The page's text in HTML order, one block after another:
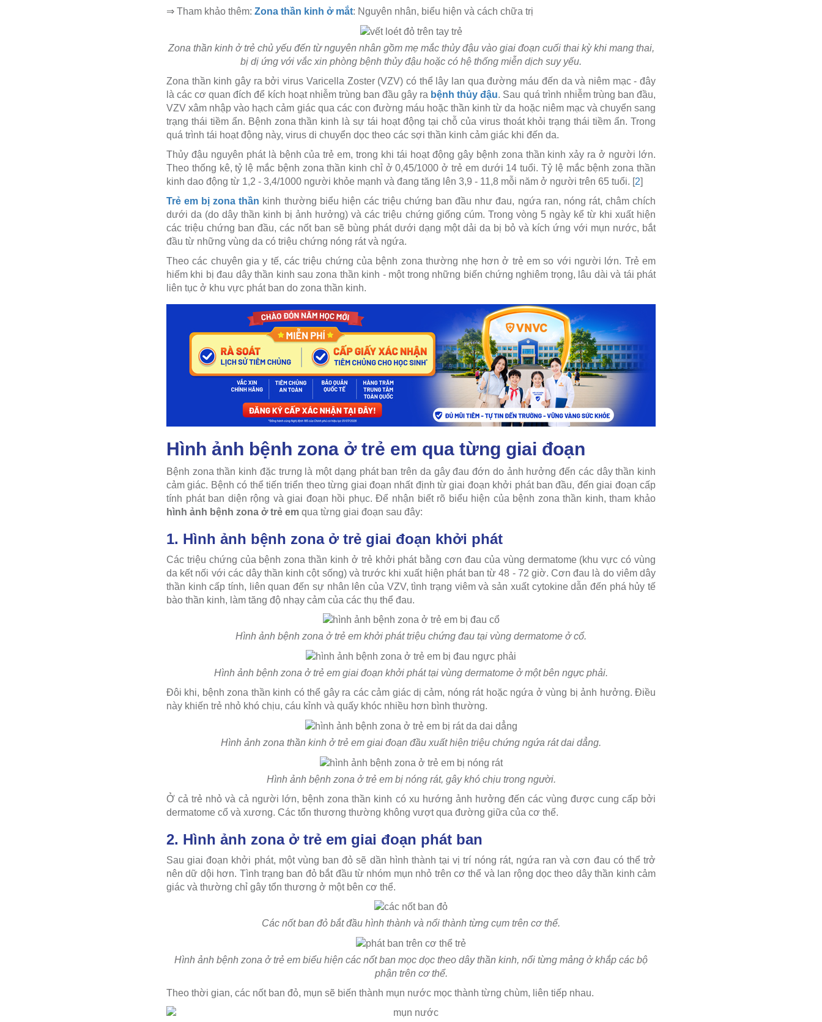
⇒ Tham khảo thêm: Zona thần kinh ở mắt: Nguyên nhân, biểu hiện và cách chữa trị
Zona thần kinh ở trẻ chủ yếu đến từ nguyên nhân gồm mẹ mắc thủy đậu vào giai đoạn cuối thai kỳ khi mang thai,
bị dị ứng với vắc xin phòng bệnh thủy đậu hoặc có hệ thống miễn dịch suy yếu.
Zona thần kinh gây ra bởi virus Varicella Zoster (VZV) có thể lây lan qua đường máu đến da và niêm mạc - đây
là các cơ quan đích để kích hoạt nhiễm trùng ban đầu gây ra bệnh thủy đậu. Sau quá trình nhiễm trùng ban đầu,
VZV xâm nhập vào hạch cảm giác qua các con đường máu hoặc thần kinh từ da hoặc niêm mạc và chuyển sang
trạng thái tiềm ẩn. Bệnh zona thần kinh là sự tái hoạt động tại chỗ của virus thoát khỏi trạng thái tiềm ẩn. Trong
quá trình tái hoạt động này, virus di chuyển dọc theo các sợi thần kinh cảm giác khi đến da.
Thủy đậu nguyên phát là bệnh của trẻ em, trong khi tái hoạt động gây bệnh zona thần kinh xảy ra ở người lớn.
Theo thống kê, tỷ lệ mắc bệnh zona thần kinh chỉ ở 0,45/1000 ở trẻ em dưới 14 tuổi. Tỷ lệ mắc bệnh zona thần
kinh dao động từ 1,2 - 3,4/1000 người khỏe mạnh và đang tăng lên 3,9 - 11,8 mỗi năm ở người trên 65 tuổi. [2]
Trẻ em bị zona thần kinh thường biểu hiện các triệu chứng ban đầu như đau, ngứa ran, nóng rát, châm chích
dưới da (do dây thần kinh bị ảnh hưởng) và các triệu chứng giống cúm. Trong vòng 5 ngày kể từ khi xuất hiện
các triệu chứng ban đầu, các nốt ban sẽ bùng phát dưới dạng một dải da bị bỏ và kích ứng với mụn nước, bắt
đầu từ những vùng da có triệu chứng nóng rát và ngứa.
Theo các chuyên gia y tế, các triệu chứng của bệnh zona thường nhẹ hơn ở trẻ em so với người lớn. Trẻ em
hiếm khi bị đau dây thần kinh sau zona thần kinh - một trong những biến chứng nghiêm trọng, lâu dài và tái phát
liên tục ở khu vực phát ban do zona thần kinh.
Hình ảnh bệnh zona ở trẻ em qua từng giai đoạn
Bệnh zona thần kinh đặc trưng là một dạng phát ban trên da gây đau đớn do ảnh hưởng đến các dây thần kinh
cảm giác. Bệnh có thể tiến triển theo từng giai đoạn nhất định từ giai đoạn khởi phát ban đầu, đến giai đoạn cấp
tính phát ban diện rộng và giai đoạn hồi phục. Để nhận biết rõ biểu hiện của bệnh zona thần kinh, tham khảo
hình ảnh bệnh zona ở trẻ em qua từng giai đoạn sau đây:
1. Hình ảnh bệnh zona ở trẻ giai đoạn khởi phát
Các triệu chứng của bệnh zona thần kinh ở trẻ khởi phát bằng cơn đau của vùng dermatome (khu vực có vùng
da kết nối với các dây thần kinh cột sống) và trước khi xuất hiện phát ban từ 48 - 72 giờ. Cơn đau là do viêm dây
thần kinh cấp tính, liên quan đến sự nhân lên của VZV, tình trạng viêm và sản xuất cytokine dẫn đến phá hủy tế
bào thần kinh, làm tăng độ nhạy cảm của các thụ thể đau.
Hình ảnh bệnh zona ở trẻ em khởi phát triệu chứng đau tại vùng dermatome ở cổ.
Hình ảnh bệnh zona ở trẻ em giai đoạn khởi phát tại vùng dermatome ở một bên ngực phải.
Đôi khi, bệnh zona thần kinh có thể gây ra các cảm giác dị cảm, nóng rát hoặc ngứa ở vùng bị ảnh hưởng. Điều
này khiến trẻ nhỏ khó chịu, cáu kỉnh và quấy khóc nhiều hơn bình thường.
Hình ảnh zona thần kinh ở trẻ em giai đoạn đầu xuất hiện triệu chứng ngứa rát dai dẳng.
Hình ảnh bệnh zona ở trẻ em bị nóng rát, gây khó chịu trong người.
Ở cả trẻ nhỏ và cả người lớn, bệnh zona thần kinh có xu hướng ảnh hưởng đến các vùng được cung cấp bởi
dermatome cổ và xương. Các tổn thương thường không vượt qua đường giữa của cơ thể.
2. Hình ảnh zona ở trẻ em giai đoạn phát ban
Sau giai đoạn khởi phát, một vùng ban đỏ sẽ dần hình thành tại vị trí nóng rát, ngứa ran và cơn đau có thể trở
nên dữ dội hơn. Tình trạng ban đỏ bắt đầu từ nhóm mụn nhỏ trên cơ thể và lan rộng dọc theo dây thần kinh cảm
giác và thường chỉ gây tổn thương ở một bên cơ thể.
Các nốt ban đỏ bắt đầu hình thành và nổi thành từng cụm trên cơ thể.
Hình ảnh bệnh zona ở trẻ em biểu hiện các nốt ban mọc dọc theo dây thần kinh, nổi từng mảng ở khắp các bộ
phận trên cơ thể.
Theo thời gian, các nốt ban đỏ, mụn sẽ biến thành mụn nước mọc thành từng chùm, liên tiếp nhau.